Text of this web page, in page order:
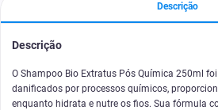
Descrição
Descrição
O Shampoo Bio Extratus Pós Química 250ml
danificados por processos químicos,
enquanto hidrata e nutre os fios. Sua fórmula